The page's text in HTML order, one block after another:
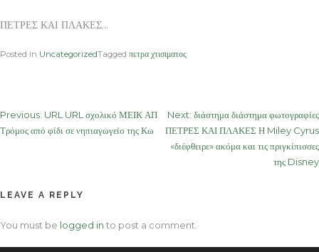
ΠΕΤΡΕΣ ΚΑΙ ΠΛΑΚΕΣ…
Posted in UncategorizedTagged πετρα χτισιματος
Post
navigation
Previous: URL URL σχολικό ΜΕΙΚ ΑΠ
Τρόμος από φίδι σε νηπιαγωγείο της Κω
Next: διάστημα διάστημα φωτογραφίες
ΠΕΤΡΕΣ ΚΑΙ ΠΛΑΚΕΣ Η Miley Cyrus
«διέφθειρε» ακόμα και τις πριγκίπισσες
της Disney
LEAVE A REPLY
You must be logged in to post a comment.